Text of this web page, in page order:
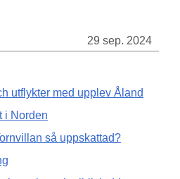
29 sep. 2024
utflykter med upplev Åland
i Norden
så uppskattad?